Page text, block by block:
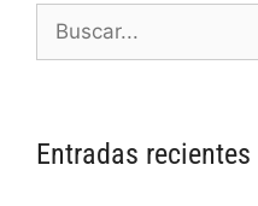
Entradas recientes